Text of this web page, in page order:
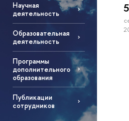
Научная
деятельность
Образовательная
деятельность
Программы
дополнительного
образования
Публикации
сотрудников
5